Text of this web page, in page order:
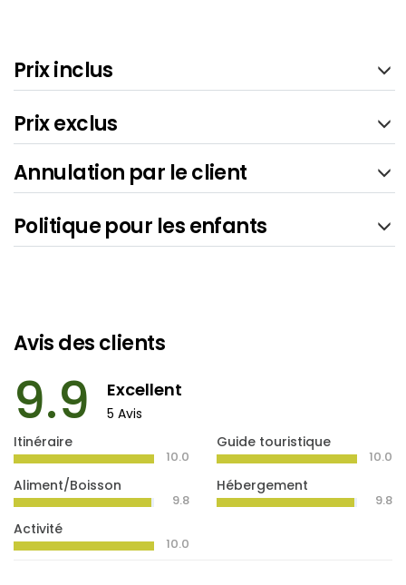
Prix inclus
Prix exclus
Annulation par le client
Politique pour les enfants
Avis des clients
9.9 Excellent
5 Avis
Itinéraire
10.0
Aliment/Boisson
9.8
Activité
10.0
Guide touristique
10.0
Hébergement
9.8